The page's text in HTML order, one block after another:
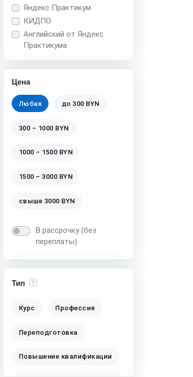
Яндекс Практикум
КИДПО
Английский от Яндекс
Практикума
Цена
Любая до 300 BYN
300 – 1000 BYN
1000 – 1500 BYN
1500 – 3000 BYN
свыше 3000 BYN
В рассрочку (без
переплаты)
Тип
Курс Профессия
Переподготовка
Повышение квалификации